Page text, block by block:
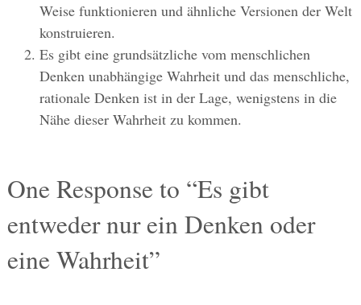
Weise funktionieren und ähnliche Versionen der Welt
konstruieren.
Es gibt eine grundsätzliche vom menschlichen
Denken unabhängige Wahrheit und das menschliche,
rationale Denken ist in der Lage, wenigstens in die
Nähe dieser Wahrheit zu kommen.
One Response to “Es gibt
entweder nur ein Denken oder
eine Wahrheit”